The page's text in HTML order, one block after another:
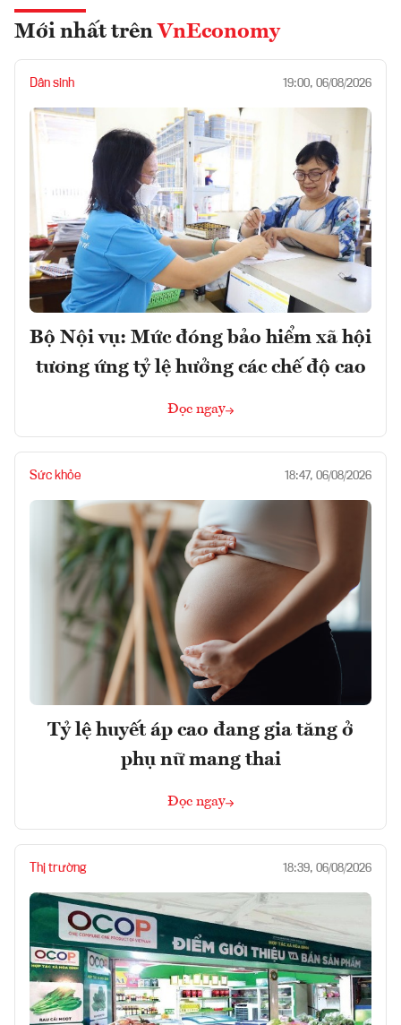
Mới nhất trên VnEconomy
Dân sinh 19:00, 06/08/2026
Bộ Nội vụ: Mức đóng bảo hiểm xã hội
tương ứng tỷ lệ hưởng các chế độ cao
Đọc ngay
Sức khỏe 18:47, 06/08/2026
Tỷ lệ huyết áp cao đang gia tăng ở
phụ nữ mang thai
Đọc ngay
Thị trường 18:39, 06/08/2026